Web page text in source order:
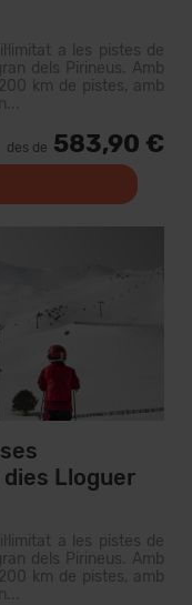
a les pistes de
dels Pirineus. Amb
km de pistes, amb
des de 583,90 €
dies Lloguer
a les pistes de
dels Pirineus. Amb
km de pistes, amb